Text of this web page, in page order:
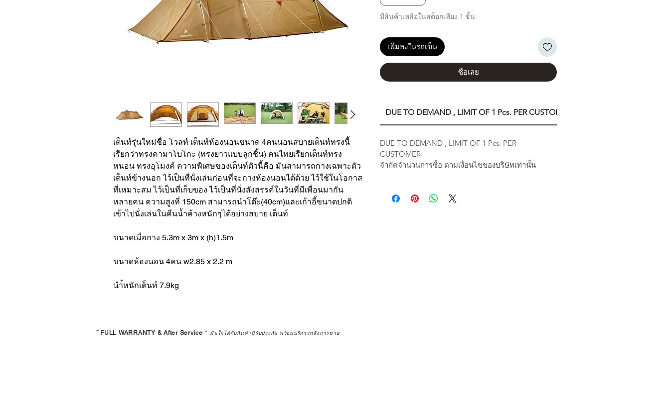
เต็นท์รุ่นใหม่ชื่อ โวลท์ เต็นท์ห้องนอนขนาด 4คนนอนสบายเต็นท์ทรงนี้
เรียกว่าทรงคามาโบโกะ (ทรงยาวแบบลูกชิ้น) คนไทยเรียกเต็นท์ทรง
หนอน ทรงอุโมงค์ ความพิเศษของเต็นท์ตัวนี้คือ มันสามารถกางเฉพาะตัว
เต็นท์ข้างนอก ไว้เป็นที่นั่งเล่นก่อนที่จะกางห้องนอนได้ด้วย ไว้ใช้ในโอกาส
ที่เหมาะสม ไว้เป็นที่เก็บของ ไว้เป็นที่นั่งสังสรรค์ในวันที่มีเพื่อนมากัน
หลายคน ความสูงที่ 150cm สามารถนำโต๊ะ(40cm)และเก้าอี้ขนาดปกติ
เข้าไปนั่งเล่นในคืนน้ำค้างหนักๆได้อย่างสบาย เต็นท์
ขนาดเมื่อกาง 5.3m x 3m x (h)1.5m
ขนาดห้องนอน 4คน w2.85 x 2.2 m
นำ้หนักเต็นท์ 7.9kg
มีสินค้าเหลือในสต็อกเพียง 1 ชิ้น
เพิ่มลงในรถเข็น
ซื้อเลย
DUE TO DEMAND , LIMIT OF 1 Pcs. PER CUSTOMER
DUE TO DEMAND , LIMIT OF 1 Pcs. PER
CUSTOMER
จำกัดจำนวนการซื้อ ตามเงื่อนไขของบริษัทเท่านั้น
* FULL WARRANTY & After Service * มั่นใจได้กับสินค้ามีรับประกัน พร้อมบริการหลังการขาย